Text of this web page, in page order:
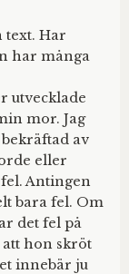
text. Har
har många
utvecklade
mor. Jag
av
eller
Antingen
bara fel. Om
det fel på
att hon skröt
innebär ju